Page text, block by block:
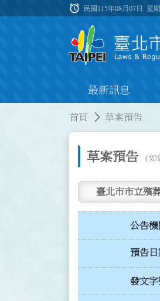
:::
alarm 民國115年08月07日 星
最新訊息
首頁 草案預告
草案預告 (如
臺北市市立殯
公告機
預告日
發文字